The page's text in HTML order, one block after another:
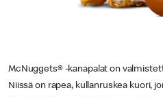
McNuggets® -kanapalat on
Niissä on rapea, kullanruskea kuori,